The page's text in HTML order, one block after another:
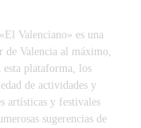
Valenciano» es una
de Valencia al máximo,
esta plataforma, los
de actividades y
artísticas y festivales
sugerencias de